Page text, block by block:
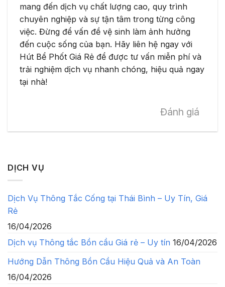
mang đến dịch vụ chất lượng cao, quy trình
chuyên nghiệp và sự tận tâm trong từng công
việc. Đừng để vấn đề vệ sinh làm ảnh hưởng
đến cuộc sống của bạn. Hãy liên hệ ngay với
Hút Bể Phốt Giá Rẻ để được tư vấn miễn phí và
trải nghiệm dịch vụ nhanh chóng, hiệu quả ngay
tại nhà!
Đánh giá
DỊCH VỤ
Dịch Vụ Thông Tắc Cống tại Thái Bình – Uy Tín, Giá
Rẻ
16/04/2026
Dịch vụ Thông tắc Bồn cầu Giá rẻ – Uy tín 16/04/2026
Hướng Dẫn Thông Bồn Cầu Hiệu Quả và An Toàn
16/04/2026